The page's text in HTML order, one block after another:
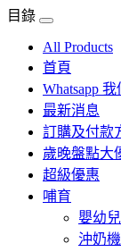
目錄
All Products
首頁
Whatsapp 我
最新消息
訂購及付款
歲晚盤點大
超級優惠
哺育
嬰幼
沖奶機